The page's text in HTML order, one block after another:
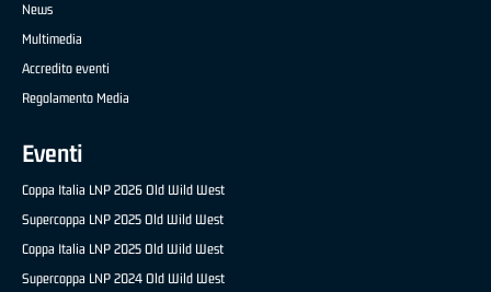
News
Multimedia
Accredito eventi
Regolamento Media
Eventi
Coppa Italia LNP 2026 Old Wild West
Supercoppa LNP 2025 Old Wild West
Coppa Italia LNP 2025 Old Wild West
Supercoppa LNP 2024 Old Wild West